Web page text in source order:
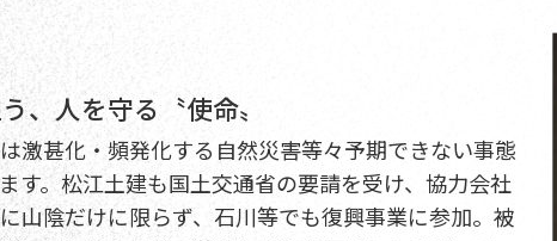
、人を守る〝使命〟
甚化・頻発化する自然災害等々予期できない事態
す。松江土建も国土交通省の要請を受け、協力会社
山陰だけに限らず、石川等でも復興事業に参加。被